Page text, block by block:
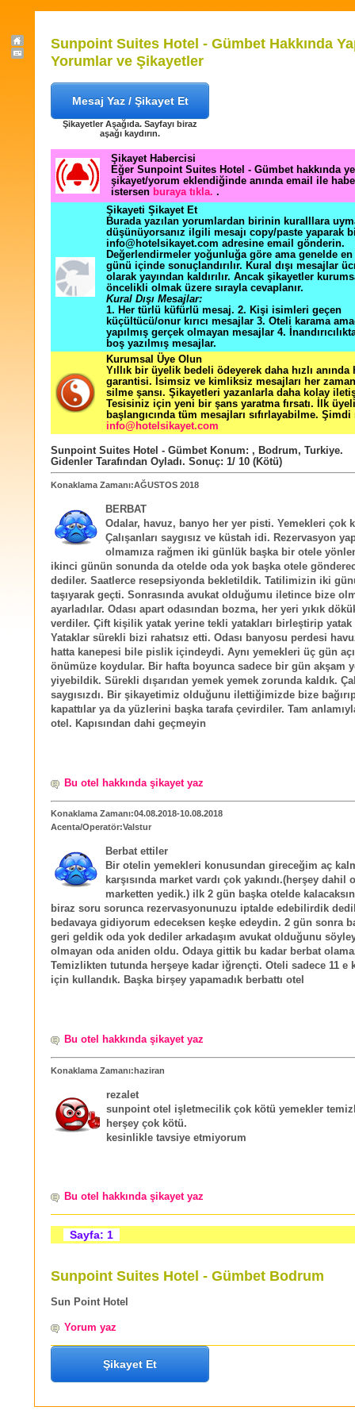
Sunpoint Suites Hotel - Gümbet Hakkında
Yorumlar ve Şikayetler
Mesaj Yaz / Şikayet Et
Şikayetler Aşağıda. Sayfayı biraz
aşağı kaydırın.
Şikayet Habercisi
Eğer Sunpoint Suites Hotel - Gümbet hakkında
şikayet/yorum eklendiğinde anında email ile
istersen buraya tıkla. .
Şikayeti Şikayet Et
Burada yazılan yorumlardan birinin kuralllara
düşünüyorsanız ilgili mesajı copy/paste yaparak
info@hotelsikayet.com adresine email gönderin.
Değerlendirmeler yoğunluğa göre ama genelde
günü içinde sonuçlandırılır. Kural dışı mesajlar
olarak yayından kaldırılır. Ancak şikayetler
öncelikli olmak üzere sırayla cevaplanır.
Kural Dışı Mesajlar:
1. Her türlü küfürlü mesaj. 2. Kişi isimleri geçen
küçültücü/onur kırıcı mesajlar 3. Oteli karama
yapılmış gerçek olmayan mesajlar 4.
boş yazılmış mesajlar.
Kurumsal Üye Olun
Yıllık bir üyelik bedeli ödeyerek daha hızlı
garantisi. İsimsiz ve kimliksiz mesajları her zaman
silme şansı. Şikayetleri yazanlarla daha kolay
Tesisiniz için yeni bir şans yaratma fırsatı. İlk
başlangıcında tüm mesajları sıfırlayabilme. Şimdi
info@hotelsikayet.com
Sunpoint Suites Hotel - GümbetKonum: , Bodrum, Turkiye.
Gidenler Tarafından Oyladı. Sonuç: 1/ 10 (Kötü)
Konaklama Zamanı:AĞUSTOS 2018
BERBAT
Odalar, havuz, banyo her yer pisti. Yemekleri çok
Çalışanları saygısız ve küstah idi. Rezervasyon
olmamıza rağmen iki günlük başka bir otele
ikinci günün sonunda da otelde oda yok başka otele
dediler. Saatlerce resepsiyonda bekletildik. Tatilimizin iki
taşıyarak geçti. Sonrasında avukat olduğumu iletince bize
ayarladılar. Odası apart odasından bozma, her yeri yıkık
verdiler. Çift kişilik yatak yerine tekli yatakları birleştirip yatak
Yataklar sürekli bizi rahatsız etti. Odası banyosu perdesi
hatta kanepesi bile pislik içindeydi. Aynı yemekleri üç gün
önümüze koydular. Bir hafta boyunca sadece bir gün akşam
yiyebildik. Sürekli dışarıdan yemek yemek zorunda kaldık.
saygısızdı. Bir şikayetimiz olduğunu ilettiğimizde bize
kapattılar ya da yüzlerini başka tarafa çevirdiler. Tam
otel. Kapısından dahi geçmeyin
Bu otel hakkında şikayet yaz
Konaklama Zamanı:04.08.2018-10.08.2018
Acenta/Operatör:Valstur
Berbat ettiler
Bir otelin yemekleri konusundan gireceğim aç
karşısında market vardı çok yakındı.(herşey dahil
marketten yedik.) ilk 2 gün başka otelde
biraz soru sorunca rezervasyonunuzu iptalde edebilirdik
bedavaya gidiyorum edeceksen keşke edeydin. 2 gün sonra
geri geldik oda yok dediler arkadaşım avukat olduğunu
olmayan oda aniden oldu. Odaya gittik bu kadar berbat
Temizlikten tutunda herşeye kadar iğrençti. Oteli sadece 11 e
için kullandık. Başka birşey yapamadık berbattı otel
Bu otel hakkında şikayet yaz
Konaklama Zamanı:haziran
rezalet
sunpoint otel işletmecilik çok kötü yemekler
herşey çok kötü.
kesinlikle tavsiye etmiyorum
Bu otel hakkında şikayet yaz
Sayfa: 1
Sunpoint Suites Hotel - Gümbet Bodrum
Sun Point Hotel
Yorum yaz
Şikayet Et